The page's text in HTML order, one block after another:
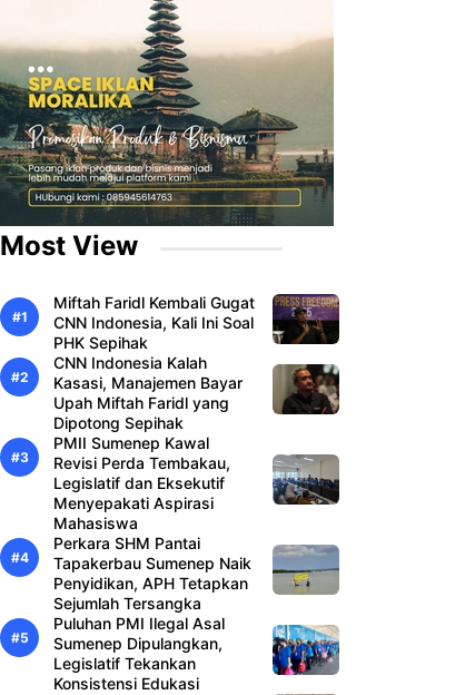
Most View
Miftah Faridl Kembali Gugat
CNN Indonesia, Kali Ini Soal
PHK Sepihak
CNN Indonesia Kalah
Kasasi, Manajemen Bayar
Upah Miftah Faridl yang
Dipotong Sepihak
PMII Sumenep Kawal
Revisi Perda Tembakau,
Legislatif dan Eksekutif
Menyepakati Aspirasi
Mahasiswa
Perkara SHM Pantai
Tapakerbau Sumenep Naik
Penyidikan, APH Tetapkan
Sejumlah Tersangka
Puluhan PMI Ilegal Asal
Sumenep Dipulangkan,
Legislatif Tekankan
Konsistensi Edukasi